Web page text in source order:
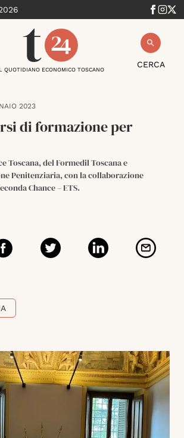
CERCA
QUOTIDIANO ECONOMICO TOSCANO
2023
di formazione per
Toscana, del Formedil Toscana e
Penitenziaria, con la collaborazione
Chance – ETS.